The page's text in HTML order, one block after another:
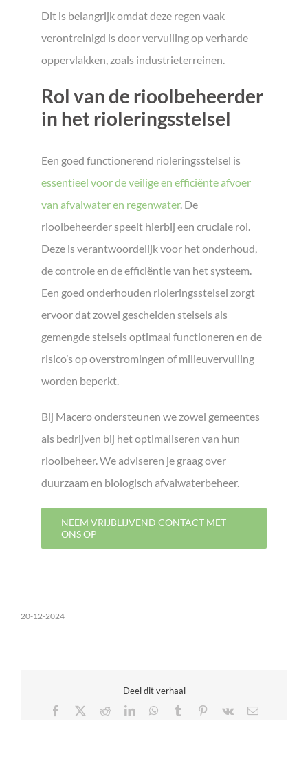
Dit is belangrijk omdat deze regen vaak
verontreinigd is door vervuiling op verharde
oppervlakken, zoals industrieterreinen.
Rol van de rioolbeheerder
in het rioleringsstelsel
Een goed functionerend rioleringsstelsel is
essentieel voor de veilige en efficiënte afvoer
van afvalwater en regenwater. De
rioolbeheerder speelt hierbij een cruciale rol.
Deze is verantwoordelijk voor het onderhoud,
de controle en de efficiëntie van het systeem.
Een goed onderhouden rioleringsstelsel zorgt
ervoor dat zowel gescheiden stelsels als
gemengde stelsels optimaal functioneren en de
risico’s op overstromingen of milieuvervuiling
worden beperkt.
Bij Macero ondersteunen we zowel gemeentes
als bedrijven bij het optimaliseren van hun
rioolbeheer. We adviseren je graag over
duurzaam en biologisch afvalwaterbeheer.
NEEM VRIJBLIJVEND CONTACT MET
ONS OP
20-12-2024
Deel dit verhaal
Facebook
RedditLinkedInWhatsApp
Tumblr Pinterest
Vk
E-